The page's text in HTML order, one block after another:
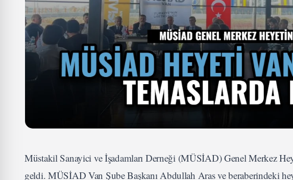
Müstakil Sanayici ve İşadamları Derneği (MÜSİAD) Genel Merkez
geldi. MÜSİAD Van Şube Başkanı Abdullah Aras ve beraberindeki